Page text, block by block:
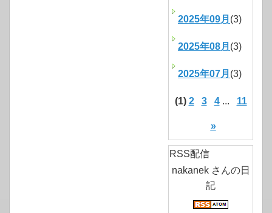
2025年09月 (3)
2025年08月 (3)
2025年07月 (3)
(1) 2 3 4... 11
»
RSS配信
nakanek さんの日
記